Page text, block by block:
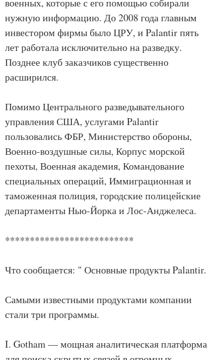
военных, которые с его помощью собирали
нужную информацию. До 2008 года главным
инвестором фирмы было ЦРУ, и Palantir пять
лет работала исключительно на разведку.
Позднее клуб заказчиков существенно
расширился.
Помимо Центрального разведывательного
управления США, услугами Palantir
пользовались ФБР, Министерство обороны,
Военно-воздушные силы, Корпус морской
пехоты, Военная академия, Командование
специальных операций, Иммиграционная и
таможенная полиция, городские полицейские
департаменты Нью-Йорка и Лос-Анджелеса.
**************************
Что сообщается: " Основные продукты Palantir.
Самыми известными продуктами компании
стали три программы.
I. Gotham — мощная аналитическая платформа